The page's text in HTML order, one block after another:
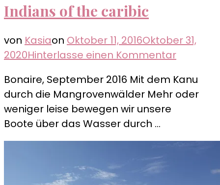
Indians of the caribic
von Kasiaon Oktober 11, 2016Oktober 31,
2020Hinterlasse einen Kommentarzu
of
the
Bonaire, September 2016 Mit dem Kanu
durch die Mangrovenwälder Mehr oder
weniger leise bewegen wir unsere
Boote über das Wasser durch …